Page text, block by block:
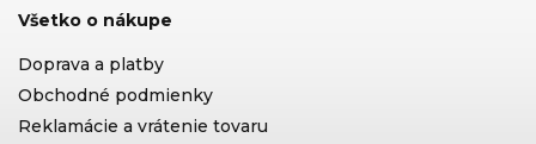
Všetko o nákupe
Doprava a platby
Obchodné podmienky
Reklamácie a vrátenie tovaru